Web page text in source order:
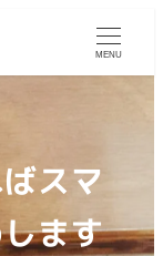
MENU
スマ
ます